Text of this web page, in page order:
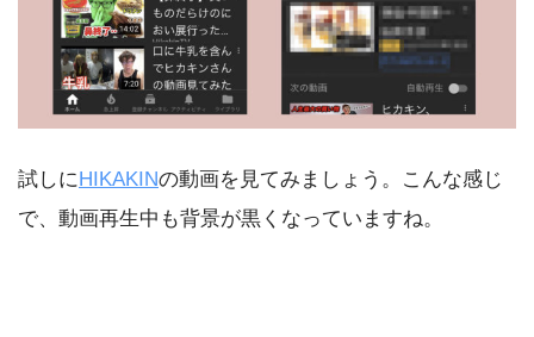
試しにHIKAKINの動画を見てみましょう。こんな感じ
で、動画再生中も背景が黒くなっていますね。